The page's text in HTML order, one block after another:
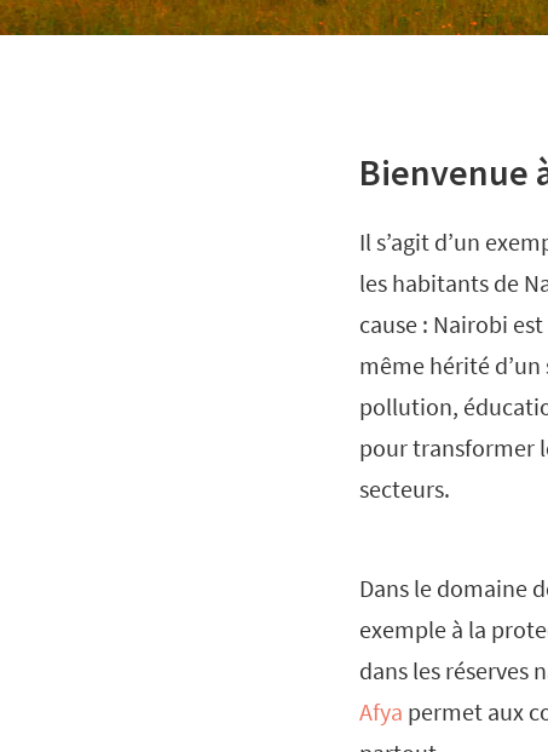
Bienvenue
Il s’agit d’un
les habitants de
cause : Nairobi
même hérité
pollution,
pour transformer
secteurs.
Dans le domaine
exemple à la
dans les réserves
Afya permet aux